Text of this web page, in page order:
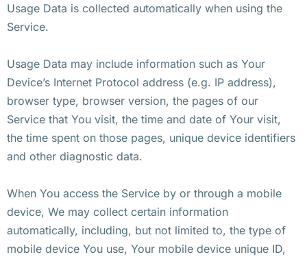
Usage Data is collected automatically when using the
Service.
Usage Data may include information such as Your
Device’s Internet Protocol address (e.g. IP address),
browser type, browser version, the pages of our
Service that You visit, the time and date of Your visit,
the time spent on those pages, unique device identifiers
and other diagnostic data.
When You access the Service by or through a mobile
device, We may collect certain information
automatically, including, but not limited to, the type of
mobile device You use, Your mobile device unique ID,